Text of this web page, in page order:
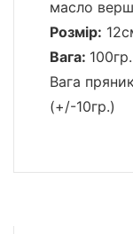
масло
Розмір:
Вага:
Вага
(+/-10гр.)